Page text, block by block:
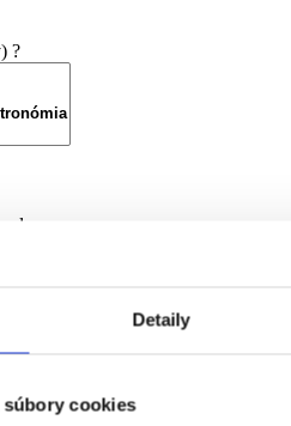
Detaily
cookies
?